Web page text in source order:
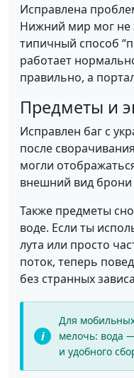
Исправлена
Нижний мир мог не
типичный способ
работает
правильно, а
Предметы и
Исправлен баг с
после
могли
внешний вид брони
Также предметы
воде. Если ты
лута или просто
поток, теперь
без странных
Для
мелочь: вода
и удобного